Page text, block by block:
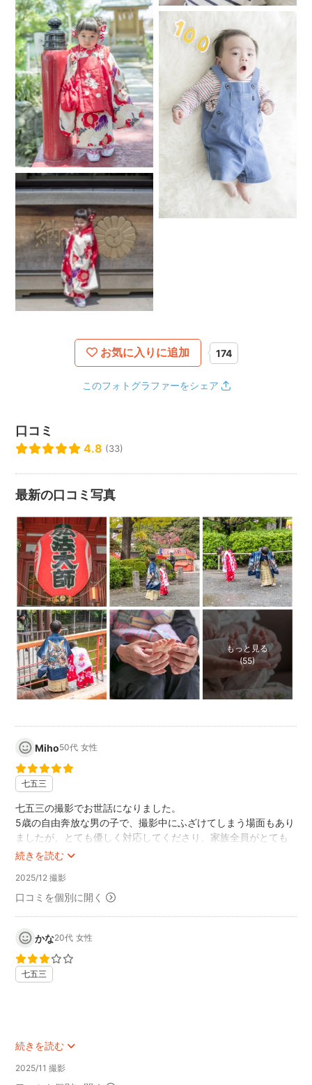
お気に入りに追加 174
このフォトグラファーをシェア
口コミ
4.8 (33)
最新の口コミ写真
もっと見る
(55)
Miho50代 女性
七五三
続きを読む
七五三の撮影でお世話になりました。
5歳の自由奔放な男の子で、撮影中にふざけてしまう場面もあり
ましたが、とても優しく対応してくださり、家族全員がとても
楽しい時間を過ごすことができました。
で安心できました。撮影場所についても大変詳しく、当日は穴
場の写真スポットで撮影していただきました。さらに素敵なア
また機会があれば、ぜひ撮影をお願いしたいです！
2025/12 撮影
口コミを個別に開く
かな20代 女性
七五三
続きを読む
2025/11 撮影